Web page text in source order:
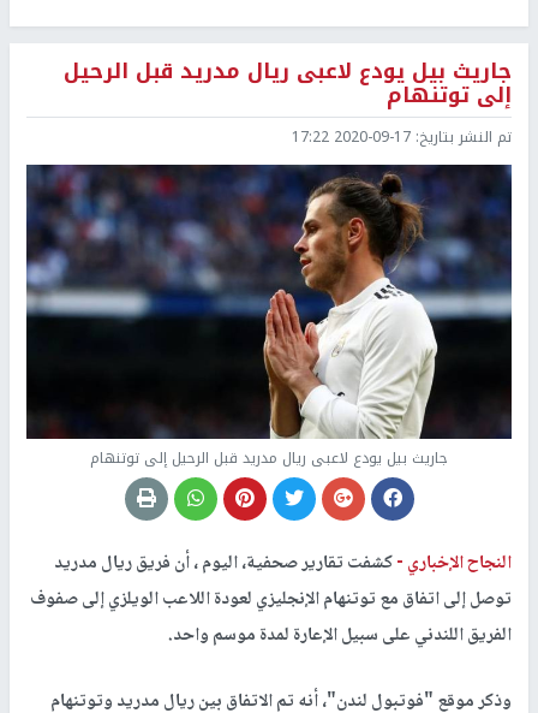
جاريث بيل يودع لاعبى ريال مدريد قبل الرحيل
إلى توتنهام
تم النشر بتاريخ: 2020-09-17 17:22
جاريث بيل يودع لاعبى ريال مدريد قبل الرحيل إلى توتنهام
النجاح الإخباري -كشفت تقارير صحفية، اليوم ، أن فريق ريال مدريد
توصل إلى اتفاق مع توتنهام الإنجليزي لعودة اللاعب الويلزي إلى صفوف
الفريق اللندني على سبيل الإعارة لمدة موسم واحد.
وذكر موقع "فوتبول لندن"، أنه تم الاتفاق بين ريال مدريد وتوتنهام